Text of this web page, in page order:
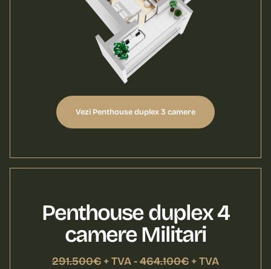
Vezi Penthouse duplex 3 camere
Penthouse duplex 4
camere Militari
291.500€ + TVA -464.100€ + TVA